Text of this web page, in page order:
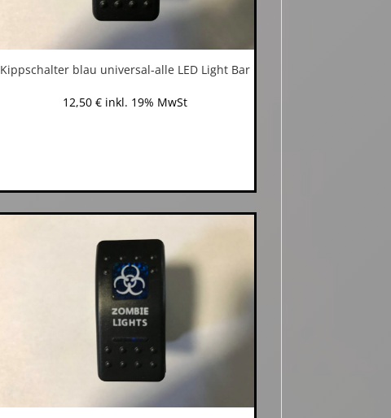
Kippschalter blau universal-alle LED Light Bar
12,50€ inkl. 19% MwSt